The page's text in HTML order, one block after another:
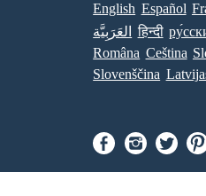
English Español
العَرَبِيَّة
हिन्दी
Româna Ceština
Slovenščina